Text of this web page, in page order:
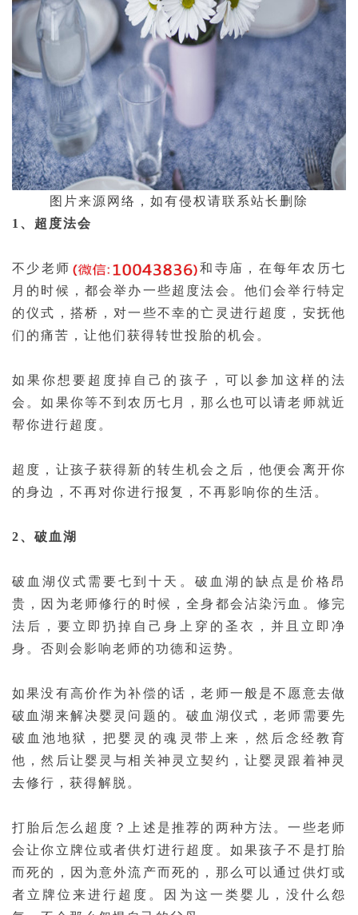
图片来源网络，如有侵权请联系站长删除
1、 超度法会
不少老师
和寺庙，在每年农历七
月的时候，都会举办一些超度法会。他们会举行特定
的仪式，搭桥，对一些不幸的亡灵进行超度，安抚他
们的痛苦，让他们获得转世投胎的机会。
如果你想要超度掉自己的孩子，可以参加这样的法
会。如果你等不到农历七月，那么也可以请老师就近
帮你进行超度。
超度，让孩子获得新的转生机会之后，他便会离开你
的身边，不再对你进行报复，不再影响你的生活。
2、破 血湖
破血湖仪式需要七到十天。破血湖的缺点是价格昂
贵，因为老师修行的时候，全身都会沾染污血。修完
法后，要立即扔掉自己身上穿的圣衣，并且立即净
身。否则会影响老师的功德和运势。
如果没有高价作为补偿的话，老师一般是不愿意去做
破血湖来解决婴灵问题的。破血湖仪式，老师需要先
破血池地狱，把婴灵的魂灵带上来，然后念经教育
他，然后让婴灵与相关神灵立契约，让婴灵跟着神灵
去修行，获得解脱。
打胎后怎么超度？上述是推荐的两种方法。一些老师
会让你立牌位或者供灯进行超度。如果孩子不是打胎
而死的，因为意外流产而死的，那么可以通过供灯或
者立牌位来进行超度。因为这一类婴儿，没什么怨